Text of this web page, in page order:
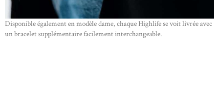
Disponible également en modèle dame, chaque Highlife se voit livrée avec
un bracelet supplémentaire facilement interchangeable.